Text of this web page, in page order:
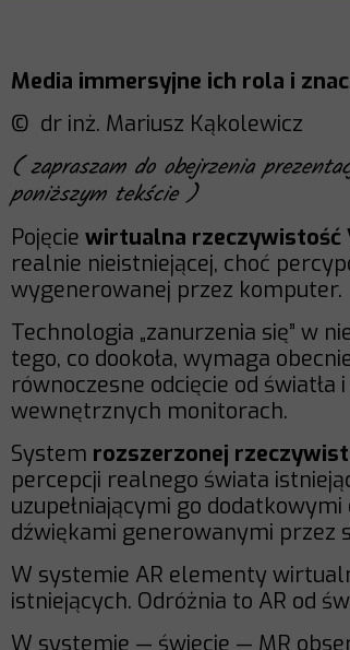
Media immersyjne ich rola i
© dr inż. Mariusz Kąkolewicz
( zapraszam do obejrzenia
poniższym tekście )
Pojęcie wirtualna rzeczywistość
realnie nieistniejącej, choć
wygenerowanej przez komputer.
Technologia „zanurzenia się” w
tego, co dookoła, wymaga
równoczesne odcięcie od
wewnętrznych monitorach.
System rozszerzonej
percepcji realnego świata
uzupełniającymi go
dźwiękami generowanymi przez
W systemie AR elementy
istniejących. Odróżnia to AR od
W systemie — świecie — MR